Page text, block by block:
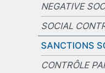
NEGATIVE
SOCIAL
SANCTIONS
CONTRÔLE